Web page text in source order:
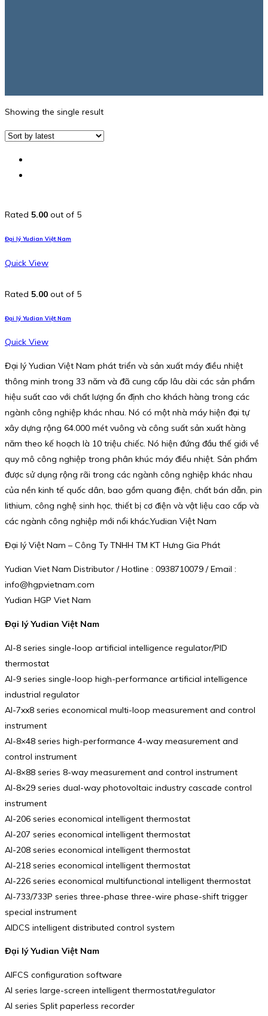
Showing the single result
Rated 5.00 out of 5
Đại lý Yudian Việt Nam
Quick View
Rated 5.00 out of 5
Đại lý Yudian Việt Nam
Quick View
Đại lý Yudian Việt Nam phát triển và sản xuất máy điều nhiệt
thông minh trong 33 năm và đã cung cấp lâu dài các sản phẩm
hiệu suất cao với chất lượng ổn định cho khách hàng trong các
ngành công nghiệp khác nhau. Nó có một nhà máy hiện đại tự
xây dựng rộng 64.000 mét vuông và công suất sản xuất hàng
năm theo kế hoạch là 10 triệu chiếc. Nó hiện đứng đầu thế giới về
quy mô công nghiệp trong phân khúc máy điều nhiệt. Sản phẩm
được sử dụng rộng rãi trong các ngành công nghiệp khác nhau
của nền kinh tế quốc dân, bao gồm quang điện, chất bán dẫn, pin
lithium, công nghệ sinh học, thiết bị cơ điện và vật liệu cao cấp và
các ngành công nghiệp mới nổi khác.Yudian Việt Nam
Đại lý Việt Nam – Công Ty TNHH TM KT Hưng Gia Phát
Yudian Viet Nam Distributor / Hotline : 0938710079 / Email :
info@hgpvietnam.com
Yudian HGP Viet Nam
Đại lý Yudian Việt Nam
AI-8 series single-loop artificial intelligence regulator/PID
thermostat
AI-9 series single-loop high-performance artificial intelligence
industrial regulator
AI-7xx8 series economical multi-loop measurement and control
instrument
AI-8×48 series high-performance 4-way measurement and
control instrument
AI-8×88 series 8-way measurement and control instrument
AI-8×29 series dual-way photovoltaic industry cascade control
instrument
AI-206 series economical intelligent thermostat
AI-207 series economical intelligent thermostat
AI-208 series economical intelligent thermostat
AI-218 series economical intelligent thermostat
AI-226 series economical multifunctional intelligent thermostat
AI-733/733P series three-phase three-wire phase-shift trigger
special instrument
AIDCS intelligent distributed control system
Đại lý Yudian Việt Nam
AIFCS configuration software
AI series large-screen intelligent thermostat/regulator
AI series Split paperless recorder